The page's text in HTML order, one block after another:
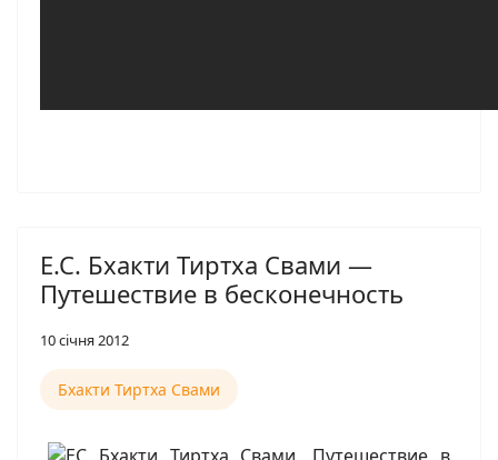
Е.С. Бхакти Тиртха Свами —
Путешествие в бесконечность
10 січня 2012
Бхакти Тиртха Свами